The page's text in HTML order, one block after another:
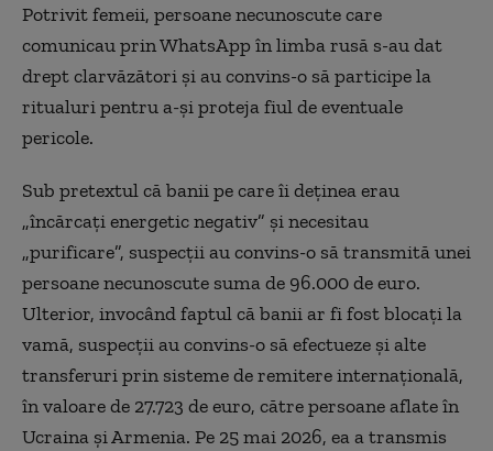
Potrivit femeii, persoane necunoscute care
comunicau prin WhatsApp în limba rusă s-au dat
drept clarvăzători și au convins-o să participe la
ritualuri pentru a-și proteja fiul de eventuale
pericole.
Sub pretextul că banii pe care îi deținea erau
„încărcați energetic negativ” și necesitau
„purificare”, suspecții au convins-o să transmită unei
persoane necunoscute suma de 96.000 de euro.
Ulterior, invocând faptul că banii ar fi fost blocați la
vamă, suspecții au convins-o să efectueze și alte
transferuri prin sisteme de remitere internațională,
în valoare de 27.723 de euro, către persoane aflate în
Ucraina și Armenia. Pe 25 mai 2026, ea a transmis